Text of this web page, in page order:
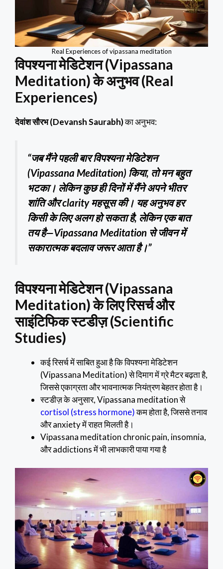
Real Experiences of vipassana meditation
विपश्यना मेडिटेशन (Vipassana
Meditation) के अनुभव (Real
Experiences)
देवांश सौरभ (Devansh Saurabh)का अनुभव:
“जब मैंने पहली बार विपश्यना मेडिटेशन
(Vipassana Meditation) किया, तो मन बहुत
भटका। लेकिन कुछ ही दिनों में मैंने अपने भीतर
शांति और clarity महसूस की। यह अनुभव हर
किसी के लिए अलग हो सकता है, लेकिन एक बात
तय है—Vipassana Meditation से जीवन में
सकारात्मक बदलाव जरूर आता है।”
विपश्यना मेडिटेशन (Vipassana
Meditation) के लिए रिसर्च और
साइंटिफिक स्टडीज़ (Scientific
Studies)
कई रिसर्च में साबित हुआ है कि विपश्यना मेडिटेशन
(Vipassana Meditation) से दिमाग में ग्रे मैटर बढ़ता है,
जिससे एकाग्रता और भावनात्मक नियंत्रण बेहतर होता है।
स्टडीज़ के अनुसार, Vipassana meditation से
cortisol (stress hormone)कम होता है, जिससे तनाव
और anxiety में राहत मिलती है।
Vipassana meditation chronic pain, insomnia,
और addictions में भी लाभकारी पाया गया है